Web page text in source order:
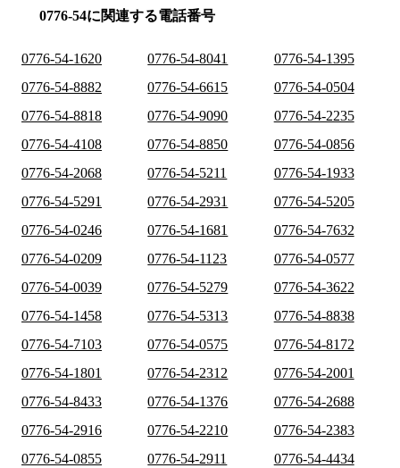
0776-54に関連する電話番号
0776-54-1620 0776-54-8041
0776-54-1395
0776-54-8882
0776-54-6615
0776-54-0504
0776-54-8818
0776-54-9090
0776-54-2235
0776-54-4108
0776-54-8850
0776-54-0856
0776-54-2068
0776-54-5211
0776-54-1933
0776-54-5291
0776-54-2931
0776-54-5205
0776-54-0246
0776-54-1681
0776-54-7632
0776-54-0209
0776-54-1123
0776-54-0577
0776-54-0039
0776-54-5279
0776-54-3622
0776-54-1458
0776-54-5313
0776-54-8838
0776-54-7103
0776-54-0575
0776-54-8172
0776-54-1801
0776-54-2312
0776-54-2001
0776-54-8433
0776-54-1376
0776-54-2688
0776-54-2916
0776-54-2210
0776-54-2383
0776-54-0855
0776-54-2911
0776-54-4434